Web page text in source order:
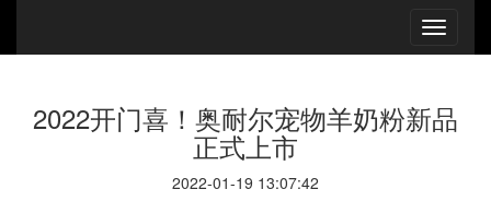
2022开门喜！奥耐尔宠物羊奶粉新品
正式上市
2022-01-19 13:07:42